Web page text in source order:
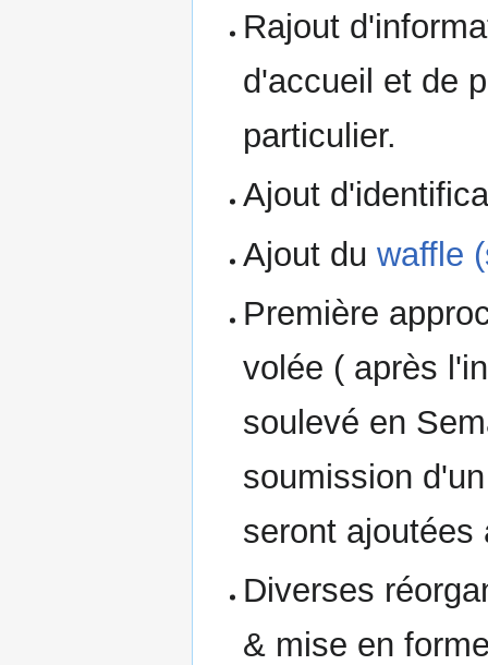
Rajout
d'accueil et de
particulier.
Ajout
Ajout duwaffle
Première
volée ( après
soulevé en
soumission
seront ajoutées
Diverses
& mise en